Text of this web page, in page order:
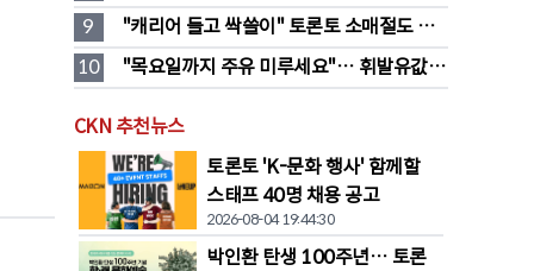
품값이 가장 부담'
9
"캐리어 들고 싹쓸이" 토론토 소매절도
546명 검거…훔친 물건 재유통
10
"목요일까지 주유 미루세요"… 휘발유값
대폭 하락 예고
CKN 추천뉴스
토론토 'K-문화 행사' 함께할
스태프 40명 채용 공고
2026-08-04 19:44:30
박인환 탄생 100주년… 토론